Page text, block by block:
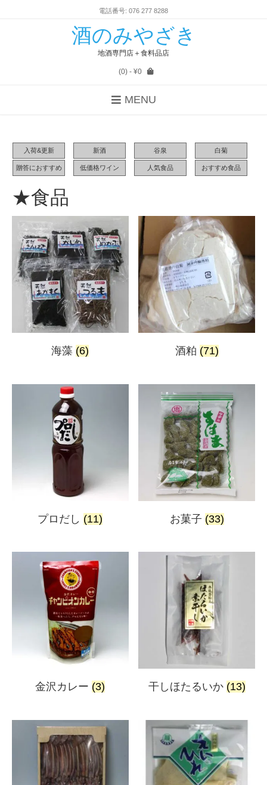
電話番号: 076 277 8288
酒のみやざき
地酒専門店＋食料品店
(0)- ¥0
MENU
入荷&更新 新酒 谷泉 白菊
贈答におすすめ 低価格ワイン 人気食品 おすすめ食品
★食品
海藻 (6) 酒粕 (71)
プロだし (11) お菓子 (33)
金沢カレー (3) 干しほたるいか (13)